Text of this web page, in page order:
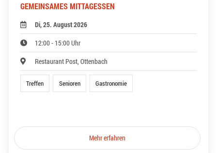
GEMEINSAMES MITTAGESSEN
Di, 25. August 2026
12:00 - 15:00 Uhr
Restaurant Post, Ottenbach
Treffen Senioren Gastronomie
Mehr erfahren